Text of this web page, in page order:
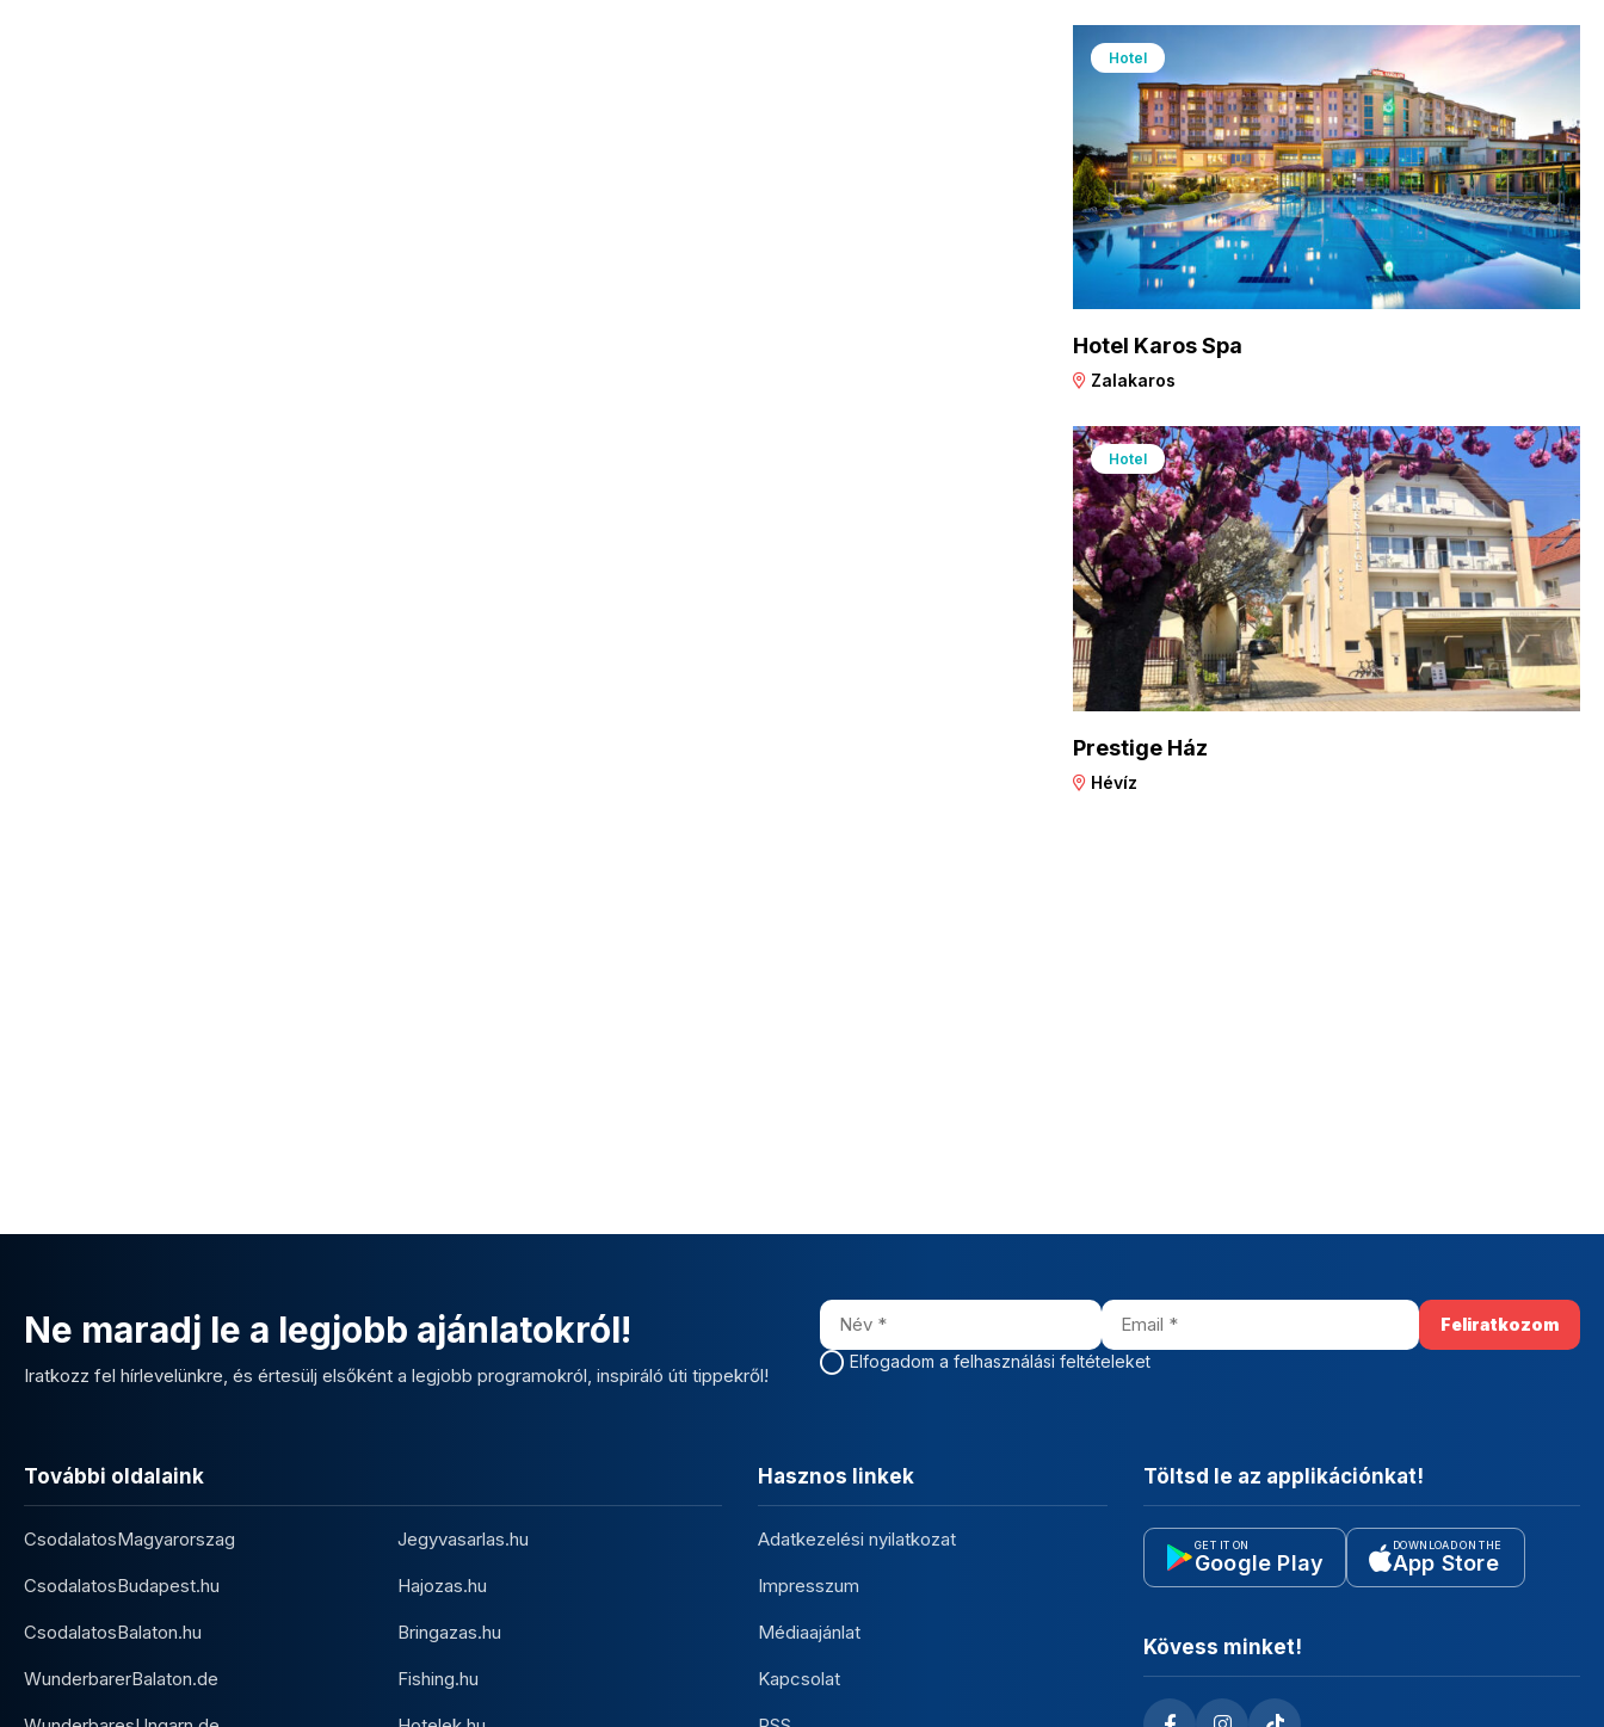
Hotel
Hotel Karos Spa
Zalakaros
Hotel
Prestige Ház
Hévíz
Ne maradj le a legjobb ajánlatokról!
Iratkozz fel hírlevelünkre, és értesülj elsőként a legjobb programokról, inspiráló úti tippekről!
Elfogadom a felhasználási feltételeket
További oldalaink
CsodalatosMagyarorszag
CsodalatosBudapest.hu
CsodalatosBalaton.hu
WunderbarerBalaton.de
Jegyvasarlas.hu
Hajozas.hu
Bringazas.hu
Fishing.hu
Hasznos linkek
Adatkezelési nyilatkozat
Impresszum
Médiaajánlat
Kapcsolat
Töltsd le az applikációnkat!
GET IT ON
Google Play
DOWNLOAD ON THE
App Store
Kövess minket!